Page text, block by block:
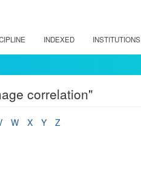
INDEXED INSTITUTIONS
correlation"
W X Y
Z